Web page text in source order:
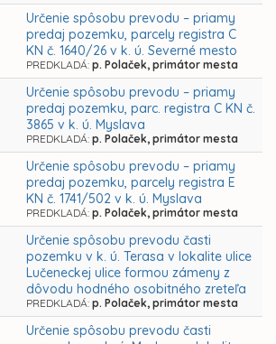
Určenie spôsobu prevodu – priamy
predaj pozemku, parcely registra C
KN č. 1640/26 v k. ú. Severné mesto
PREDKLADÁ: p. Polaček, primátor mesta
Určenie spôsobu prevodu – priamy
predaj pozemku, parc. registra C KN č.
3865 v k. ú. Myslava
PREDKLADÁ: p. Polaček, primátor mesta
Určenie spôsobu prevodu – priamy
predaj pozemku, parcely registra E
KN č. 1741/502 v k. ú. Myslava
PREDKLADÁ: p. Polaček, primátor mesta
Určenie spôsobu prevodu časti
pozemku v k. ú. Terasa v lokalite ulice
Lučeneckej ulice formou zámeny z
dôvodu hodného osobitného zreteľa
PREDKLADÁ: p. Polaček, primátor mesta
Určenie spôsobu prevodu časti